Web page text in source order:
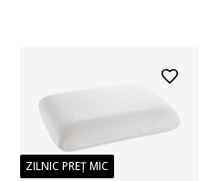
ZILNIC PREȚ MIC